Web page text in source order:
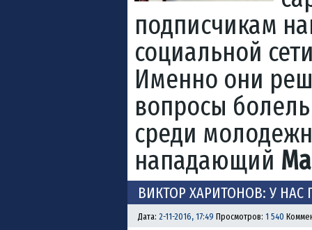
подписчикам
социальной
Именно они
вопросы
среди
нападающий
ВИКТОР ХАРИТОНОВ: У
Дата: 2-11-2016, 17:49 Просмотров: 1 540